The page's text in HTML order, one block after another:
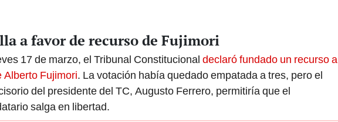
a favor de recurso de Fujimori
17 de marzo, el Tribunal Constitucional declaró fundado un recurso a
Alberto Fujimori. La votación había quedado empatada a tres, pero el
del presidente del TC, Augusto Ferrero, permitiría que el
salga en libertad.